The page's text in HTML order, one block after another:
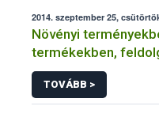
2014. szeptember 25,
Növényi
termékekben,
TOVÁBB >